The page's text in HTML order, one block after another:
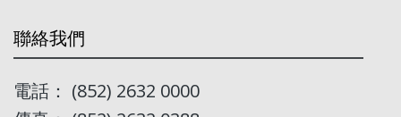
聯絡我們
電話： (852) 2632 0000